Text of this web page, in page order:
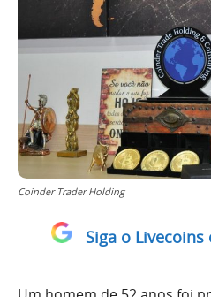
Coinder Trader Holding
Siga o